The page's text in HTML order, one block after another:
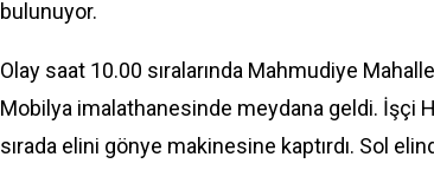
bulunuyor.
Olay saat 10.00 sıralarında Mahmudiye
Mobilya imalathanesinde meydana geldi. İşçi
sırada elini gönye makinesine kaptırdı. Sol